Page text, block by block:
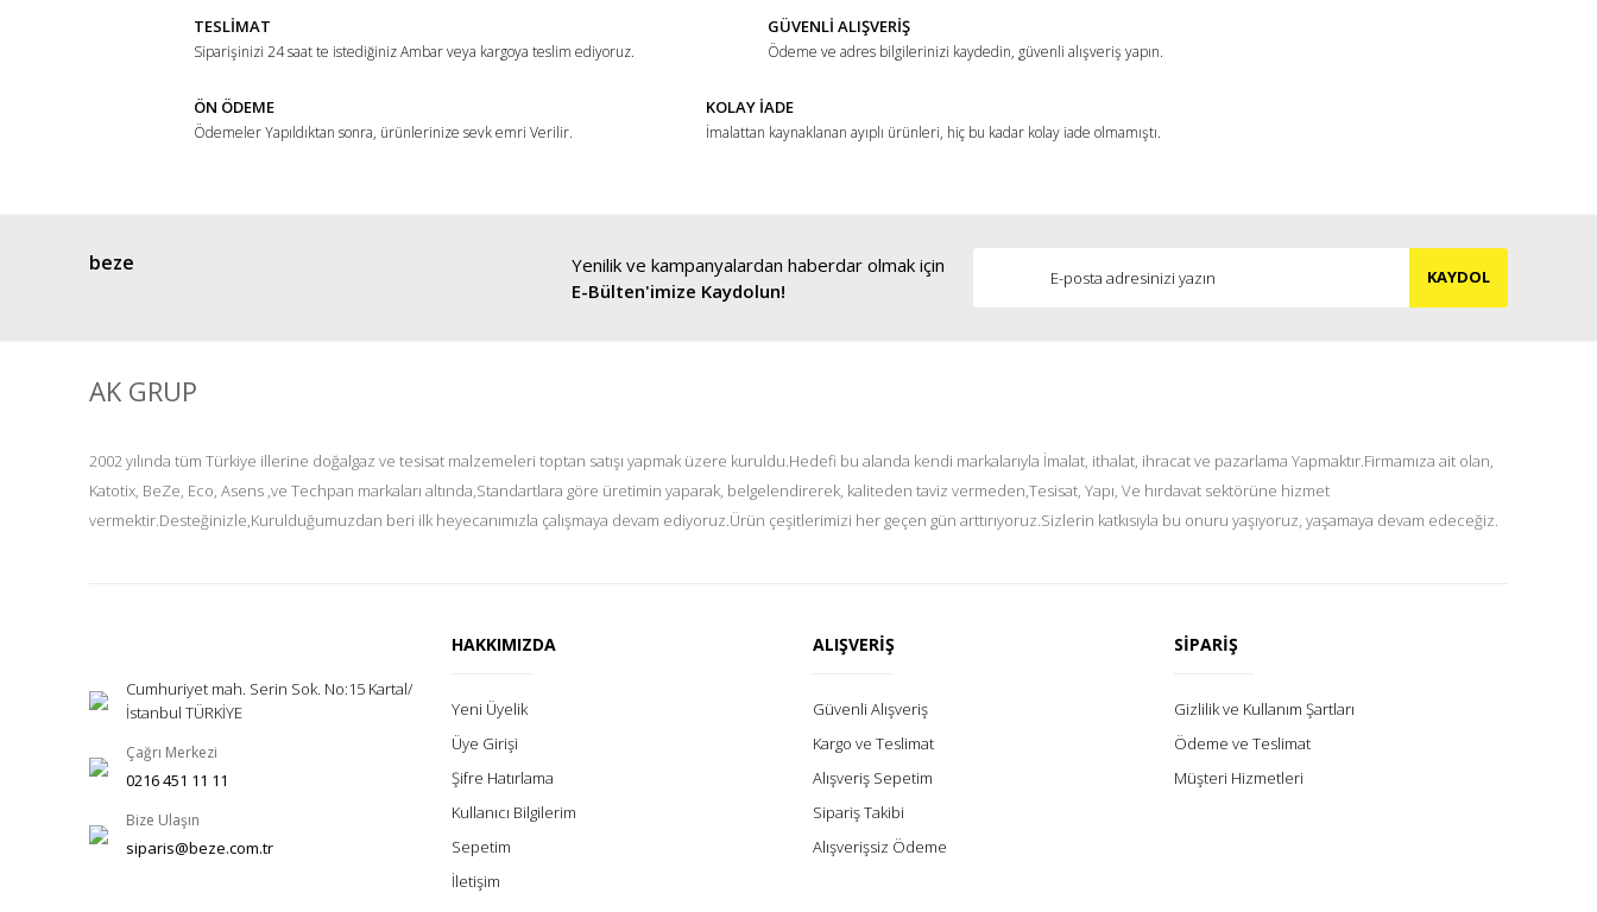
Ürün bilgilerinde hatalar bulunuyor.
Bu ürüne benzer farklı alternatifler olmalı.
Gönder
TESLİMAT
Siparişinizi 24 saat te istediğiniz Ambar veya kargoya teslim ediyoruz.
GÜVENLİ ALIŞVERİŞ
Ödeme ve adres bilgilerinizi kaydedin, güvenli alışveriş yapın.
ÖN ÖDEME
Ödemeler Yapıldıktan sonra, ürünlerinize sevk emri Verilir.
KOLAY İADE
İmalattan kaynaklanan ayıplı ürünleri, hiç bu kadar kolay iade olmamıştı.
beze
Yenilik ve kampanyalardan haberdar olmak için
E-Bülten'imize Kaydolun!
KAYDOL
AK GRUP
2002 yılında tüm Türkiye illerine doğalgaz ve tesisat malzemeleri toptan satışı yapmak üzere kuruldu.Hedefi bu alanda kendi markalarıyla İmalat, ithalat, ihracat ve pazarlama Yapmaktır.Firmamıza ait olan,
Katotix, BeZe, Eco, Asens ,ve Techpan markaları altında,Standartlara göre üretimin yaparak, belgelendirerek, kaliteden taviz vermeden,Tesisat, Yapı, Ve hırdavat sektörüne hizmet
vermektir.Desteğinizle,Kurulduğumuzdan beri ilk heyecanımızla çalışmaya devam ediyoruz.Ürün çeşitlerimizi her geçen gün arttırıyoruz.Sizlerin katkısıyla bu onuru yaşıyoruz, yaşamaya devam edeceğiz.
Cumhuriyet mah. Serin Sok. No:15 Kartal/
İstanbul TÜRKİYE
Çağrı Merkezi
0216 451 11 11
Bize Ulaşın
siparis@beze.com.tr
HAKKIMIZDA
Yeni Üyelik
Üye Girişi
Şifre Hatırlama
Kullanıcı Bilgilerim
Sepetim
İletişim
ALIŞVERİŞ
Güvenli Alışveriş
Kargo ve Teslimat
Alışveriş Sepetim
Sipariş Takibi
Alışverişsiz Ödeme
SİPARİŞ
Gizlilik ve Kullanım Şartları
Ödeme ve Teslimat
Müşteri Hizmetleri